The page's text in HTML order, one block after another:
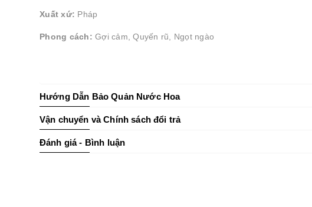
Xuất xứ: Pháp
Phong cách: Gợi cảm, Quyến rũ, Ngọt ngào
Hướng Dẫn Bảo Quản Nước Hoa
Vận chuyển và Chính sách đổi trả
Đánh giá - Bình luận